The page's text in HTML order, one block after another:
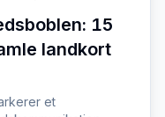
15
landkort
et